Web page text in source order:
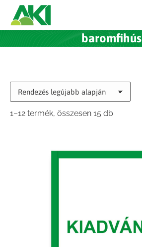
baromfihús
1–12 termék, összesen 15 dbSorted